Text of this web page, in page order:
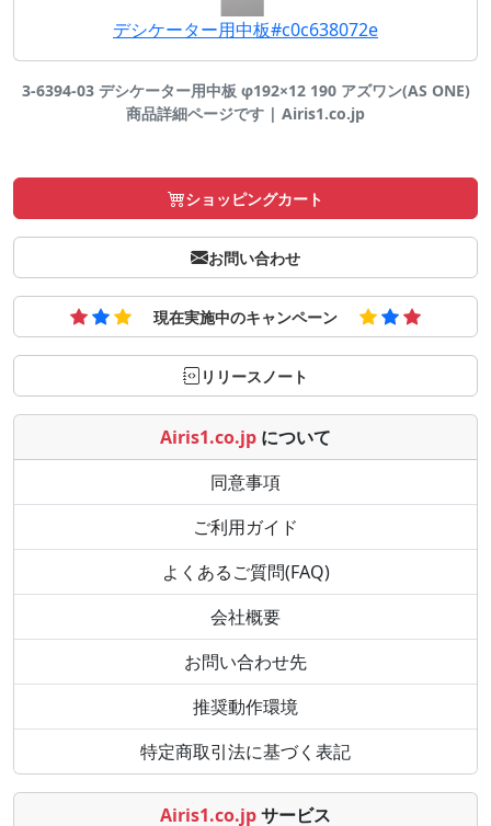
デシケーター用中板#c0c638072e
3-6394-03 デシケーター用中板 φ192×12 190 アズワン(AS ONE)
商品詳細ページです | Airis1.co.jp
ショッピングカート
お問い合わせ
現在実施中のキャンペーン
リリースノート
Airis1.co.jp について
同意事項
ご利用ガイド
よくあるご質問(FAQ)
会社概要
お問い合わせ先
推奨動作環境
特定商取引法に基づく表記
Airis1.co.jpサービス